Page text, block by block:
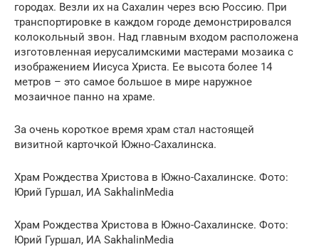
городах. Везли их на Сахалин через всю Россию. При
транспортировке в каждом городе демонстрировался
колокольный звон. Над главным входом расположена
изготовленная иерусалимскими мастерами мозаика с
изображением Иисуса Христа. Ее высота более 14
метров – это самое большое в мире наружное
мозаичное панно на храме.
За очень короткое время храм стал настоящей
визитной карточкой Южно-Сахалинска.
Храм Рождества Христова в Южно-Сахалинске. Фото:
Юрий Гуршал, ИА SakhalinMedia
Храм Рождества Христова в Южно-Сахалинске. Фото:
Юрий Гуршал, ИА SakhalinMedia